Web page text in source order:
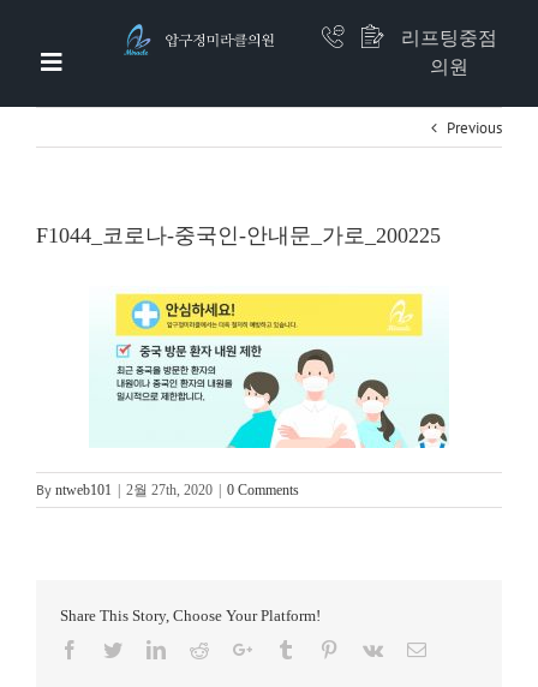
리프팅중점
의원
줄기세포(하버드셀)
미라클지방흡입
Previous
F1044_코로나-중국인-안내문_가로_200225
By ntweb101 2월 27th, 2020 0 Comments
Share This Story, Choose Your Platform!
Facebook
TwitterLinkedIn
RedditGoogle+Tumblr Pinterest
Vk Email